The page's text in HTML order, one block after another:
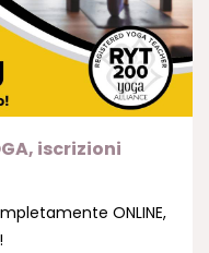
iscrizioni
ONLINE,